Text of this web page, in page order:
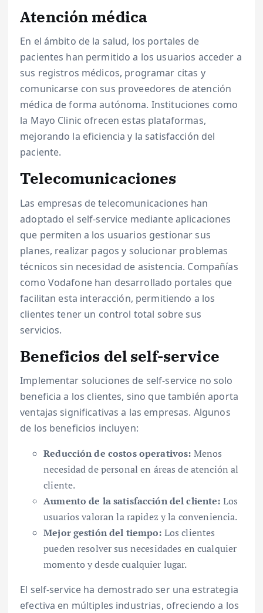
Atención médica
En el ámbito de la salud, los portales de
pacientes han permitido a los usuarios acceder a
sus registros médicos, programar citas y
comunicarse con sus proveedores de atención
médica de forma autónoma. Instituciones como
la Mayo Clinic ofrecen estas plataformas,
mejorando la eficiencia y la satisfacción del
paciente.
Telecomunicaciones
Las empresas de telecomunicaciones han
adoptado el self-service mediante aplicaciones
que permiten a los usuarios gestionar sus
planes, realizar pagos y solucionar problemas
técnicos sin necesidad de asistencia. Compañías
como Vodafone han desarrollado portales que
facilitan esta interacción, permitiendo a los
clientes tener un control total sobre sus
servicios.
Beneficios del self-service
Implementar soluciones de self-service no solo
beneficia a los clientes, sino que también aporta
ventajas significativas a las empresas. Algunos
de los beneficios incluyen:
Reducción de costos operativos: Menos
necesidad de personal en áreas de atención al
cliente.
Aumento de la satisfacción del cliente: Los
usuarios valoran la rapidez y la conveniencia.
Mejor gestión del tiempo: Los clientes
pueden resolver sus necesidades en cualquier
momento y desde cualquier lugar.
El self-service ha demostrado ser una estrategia
efectiva en múltiples industrias, ofreciendo a los